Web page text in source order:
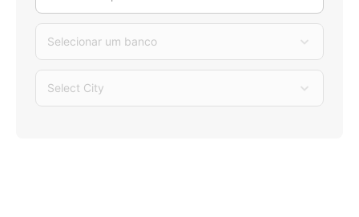
Selecionar um banco
Select City